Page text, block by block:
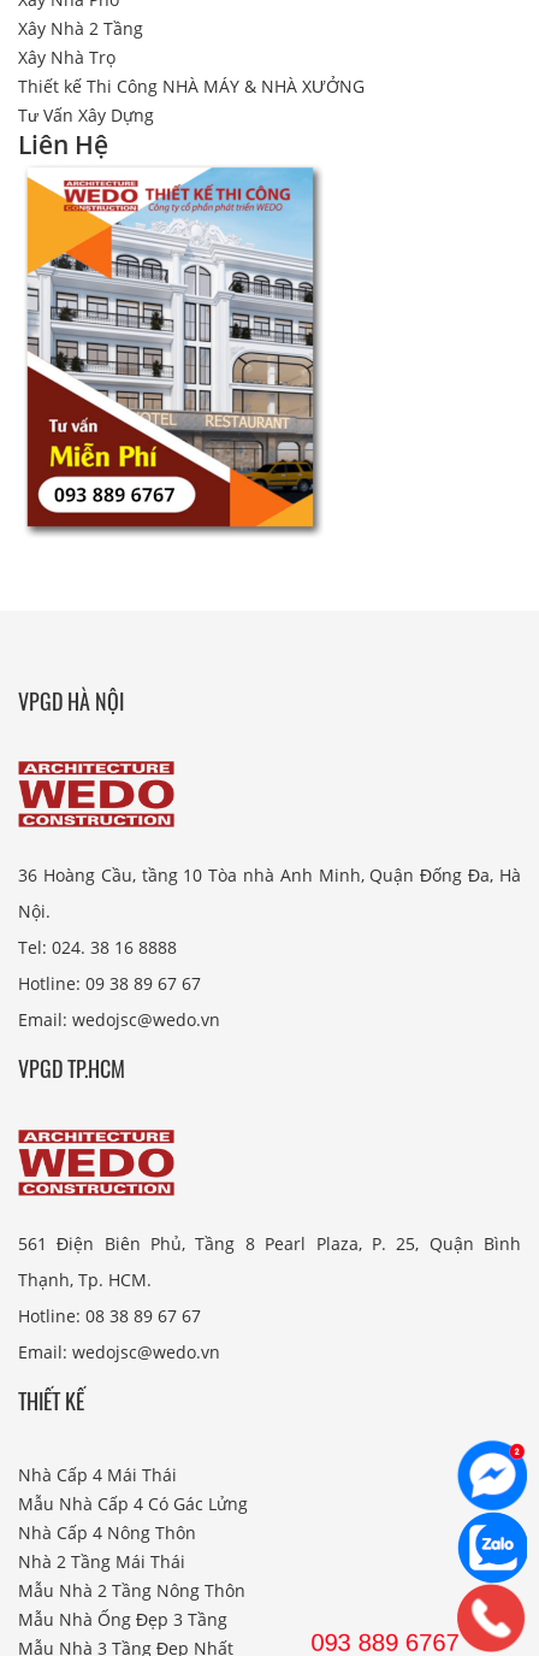
Xây Nhà 2 Tầng
Xây Nhà Trọ
Thiết kế Thi Công NHÀ MÁY & NHÀ XƯỞNG
Tư Vấn Xây Dựng
Liên Hệ
VPGD HÀ NỘI
36 Hoàng Cầu, tầng 10 Tòa nhà Anh Minh, Quận Đống Đa, Hà
Nội.
Tel: 024. 38 16 8888
Hotline: 09 38 89 67 67
Email: wedojsc@wedo.vn
VPGD TP.HCM
561 Điện Biên Phủ, Tầng 8 Pearl Plaza, P. 25, Quận Bình
Thạnh, Tp. HCM.
Hotline: 08 38 89 67 67
Email: wedojsc@wedo.vn
THIẾT KẾ
Nhà Cấp 4 Mái Thái
Mẫu Nhà Cấp 4 Có Gác Lửng
Nhà Cấp 4 Nông Thôn
Nhà 2 Tầng Mái Thái
Mẫu Nhà 2 Tầng Nông Thôn
Mẫu Nhà Ống Đẹp 3 Tầng
Mẫu Nhà 3 Tầng Đẹp Nhất